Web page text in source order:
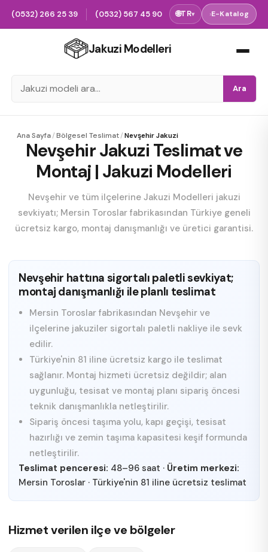
(0532) 266 25 39 (0532) 567 45 90 🌐TR▾ ›E-Katalog
Jakuzi Modelleri
Ara
Ana Sayfa/Bölgesel Teslimat/Nevşehir Jakuzi
Nevşehir Jakuzi Teslimat ve
Montaj | Jakuzi Modelleri
Nevşehir ve tüm ilçelerine Jakuzi Modelleri jakuzi
sevkiyatı; Mersin Toroslar fabrikasından Türkiye geneli
ücretsiz kargo, montaj danışmanlığı ve üretici garantisi.
Nevşehir hattına sigortalı paletli sevkiyat;
montaj danışmanlığı ile planlı teslimat
Mersin Toroslar fabrikasından Nevşehir ve
ilçelerine jakuziler sigortalı paletli nakliye ile sevk
edilir.
Türkiye'nin 81 iline ücretsiz kargo ile teslimat
sağlanır. Montaj hizmeti ücretsiz değildir; alan
uygunluğu, tesisat ve montaj planı sipariş öncesi
teknik danışmanlıkla netleştirilir.
Sipariş öncesi taşıma yolu, kapı geçişi, tesisat
hazırlığı ve zemin taşıma kapasitesi keşif formunda
netleştirilir.
Teslimat penceresi: 48–96 saat · Üretim merkezi:
Mersin Toroslar · Türkiye'nin 81 iline ücretsiz teslimat
Hizmet verilen ilçe ve bölgeler